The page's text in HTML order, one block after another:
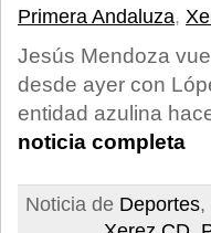
Primera Andaluza,
Jesús Mendoza
desde ayer con
entidad azulina
noticia completa
Noticia de Deportes,